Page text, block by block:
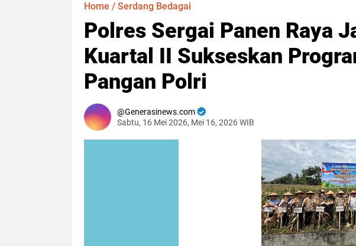
Home / Serdang Bedagai
Polres Sergai Panen Raya
Kuartal II Sukseskan
Pangan Polri
Generasinews.com
Sabtu, 16 Mei 2026, Mei 16, 2026 WIB